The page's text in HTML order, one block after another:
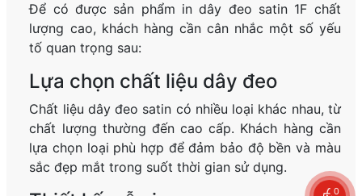
Để có được sản phẩm in dây đeo satin 1F chất
lượng cao, khách hàng cần cân nhắc một số yếu
tố quan trọng sau:
Lựa chọn chất liệu dây đeo
Chất liệu dây đeo satin có nhiều loại khác nhau, từ
chất lượng thường đến cao cấp. Khách hàng cần
lựa chọn loại phù hợp để đảm bảo độ bền và màu
sắc đẹp mắt trong suốt thời gian sử dụng.
0